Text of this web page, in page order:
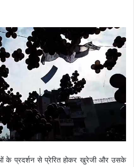
के प्रदर्शन से प्रेरित होकर खुरेजी और उसके